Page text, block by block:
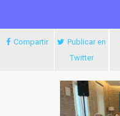
Compartir
Publicar en
Twitter